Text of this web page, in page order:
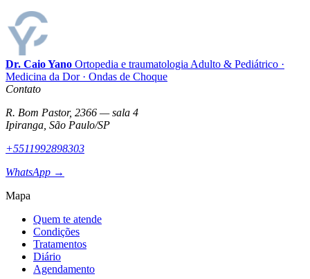
Dr. Caio Yano Ortopedia e traumatologia Adulto & Pediátrico ·
Medicina da Dor · Ondas de Choque
Contato
R. Bom Pastor, 2366 — sala 4
Ipiranga, São Paulo/SP
+5511992898303
WhatsApp →
Mapa
Quem te atende
Condições
Tratamentos
Diário
Agendamento